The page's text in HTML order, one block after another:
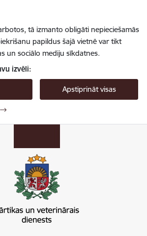
tā izmanto obligāti nepieciešamās
papildus šajā vietnē var tikt
un sociālo mediju sīkdatnes.
izvēli:
Apstiprināt visas